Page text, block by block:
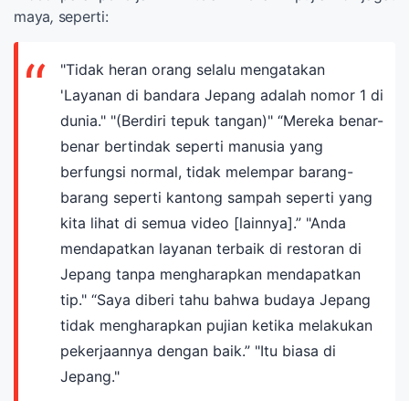
maya, seperti:
"Tidak heran orang selalu mengatakan
'Layanan di bandara Jepang adalah nomor 1 di
dunia." "(Berdiri tepuk tangan)" “Mereka benar-
benar bertindak seperti manusia yang
berfungsi normal, tidak melempar barang-
barang seperti kantong sampah seperti yang
kita lihat di semua video [lainnya].” "Anda
mendapatkan layanan terbaik di restoran di
Jepang tanpa mengharapkan mendapatkan
tip." “Saya diberi tahu bahwa budaya Jepang
tidak mengharapkan pujian ketika melakukan
pekerjaannya dengan baik.” "Itu biasa di
Jepang."